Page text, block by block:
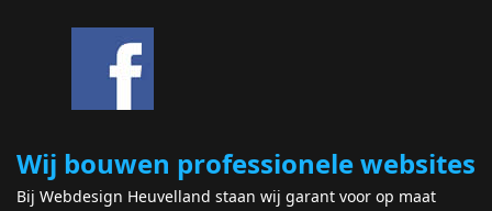
Wij bouwen professionele websites
Bij Webdesign Heuvelland staan wij garant voor op maat